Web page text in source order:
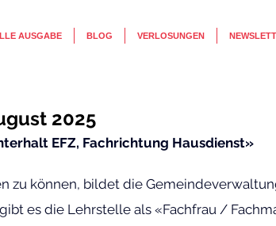
AUSGABE BLOG VERLOSUNGEN
2025
EFZ, Fachrichtung Hausdienst»
zu können, bildet die
es die Lehrstelle als «Fachfrau /